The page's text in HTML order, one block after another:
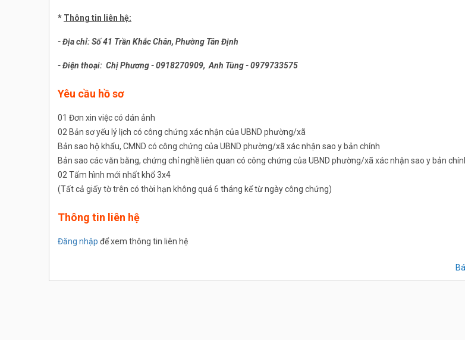
* Thông tin liên hệ:
- Địa chỉ: Số 41 Trần Khắc Chân, Phường Tân Định
- Điện thoại: Chị Phương - 0918270909, Anh Tùng - 0979733575
Yêu cầu hồ sơ
01 Đơn xin việc có dán ảnh
02 Bản sơ yếu lý lịch có công chứng xác nhận của UBND phường/xã
Bản sao hộ khẩu, CMND có công chứng của UBND phường/xã xác nhận sao y bản chính
Bản sao các văn bằng, chứng chỉ nghề liên quan có công chứng của UBND phường/xã xác nhận sao y bản
02 Tấm hình mới nhất khổ 3x4
(Tất cả giấy tờ trên có thời hạn không quá 6 tháng kể từ ngày công chứng)
Thông tin liên hệ
Đăng nhập để xem thông tin liên hệ